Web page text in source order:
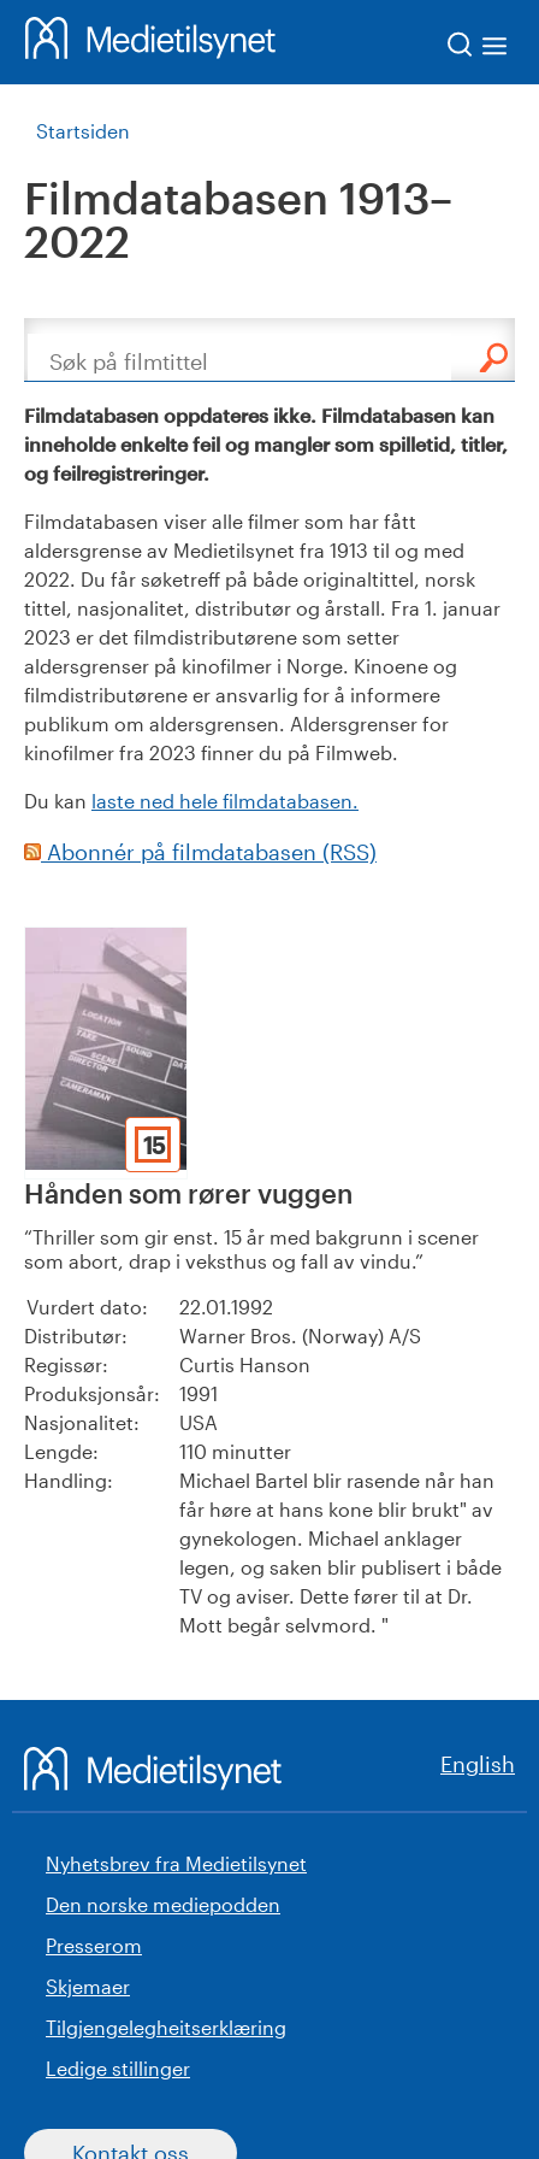
Startsiden
Filmdatabasen 1913–
2022
Søk
Filmdatabasen oppdateres ikke. Filmdatabasen kan
inneholde enkelte feil og mangler som spilletid, titler,
og feilregistreringer.
Filmdatabasen viser alle filmer som har fått
aldersgrense av Medietilsynet fra 1913 til og med
2022. Du får søketreff på både originaltittel, norsk
tittel, nasjonalitet, distributør og årstall. Fra 1. januar
2023 er det filmdistributørene som setter
aldersgrenser på kinofilmer i Norge. Kinoene og
filmdistributørene er ansvarlig for å informere
publikum om aldersgrensen. Aldersgrenser for
kinofilmer fra 2023 finner du på Filmweb.
Du kan laste ned hele filmdatabasen.
Abonnér på filmdatabasen (RSS)
15
Hånden som rører vuggen
Thriller som gir enst. 15 år med bakgrunn i scener
som abort, drap i veksthus og fall av vindu.
Vurdert dato:
22.01.1992
Distributør:
Warner Bros. (Norway) A/S
Regissør:
Curtis Hanson
Produksjonsår:
1991
Nasjonalitet:
USA
Lengde:
110 minutter
Handling:
Michael Bartel blir rasende når han
får høre at hans kone blir brukt" av
gynekologen. Michael anklager
legen, og saken blir publisert i både
TV og aviser. Dette fører til at Dr.
Mott begår selvmord. "
English
Nyhetsbrev fra Medietilsynet
Den norske mediepodden
Presserom
Skjemaer
Tilgjengelegheitserklæring
Ledige stillinger
Kontakt oss